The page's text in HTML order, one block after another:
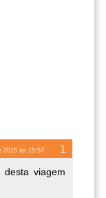
2015 às 15:57
desta viagem